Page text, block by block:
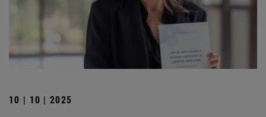
10 | 10 | 2025